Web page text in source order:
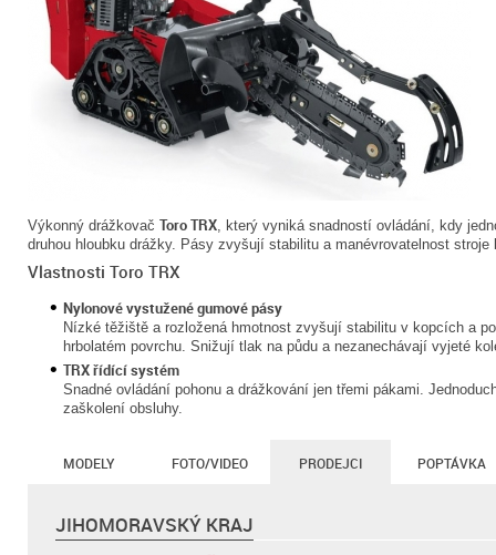
Výkonný drážkovač Toro TRX, který vyniká snadností ovládání, kdy
druhou hloubku drážky. Pásy zvyšují stabilitu a manévrovatelnost
Vlastnosti Toro TRX
Nylonové vystužené gumové pásy
Nízké těžiště a rozložená hmotnost zvyšují stabilitu v kopcích a
hrbolatém povrchu. Snižují tlak na půdu a nezanechávají vyjeté
TRX řídící systém
Snadné ovládání pohonu a drážkování jen třemi pákami.
zaškolení obsluhy.
MODELY FOTO/VIDEO PRODEJCI POPTÁVKA
JIHOMORAVSKÝ KRAJ